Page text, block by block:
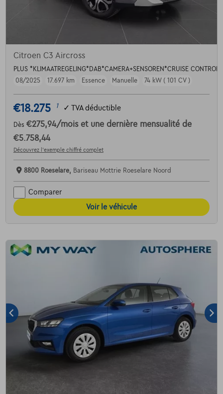
Citroen C3 Aircross
PLUS *KLIMAATREGELING*DAB*CAMERA+SENSOREN*CRUISE CONTROL*
08/2025
17.697 km Essence Manuelle 74 kW ( 101 CV )
€18.275 1 ✓ TVA déductible
Dès €275,94/mois et une dernière mensualité de
€5.758,44
Découvrez l’exemple chiffré complet
8800 Roeselare, Bariseau Mottrie Roeselare Noord
Comparer
Voir le véhicule